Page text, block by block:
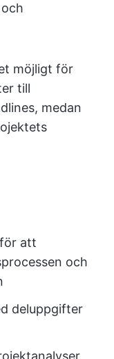
möjligt för
till
medan
att
och
deluppgifter